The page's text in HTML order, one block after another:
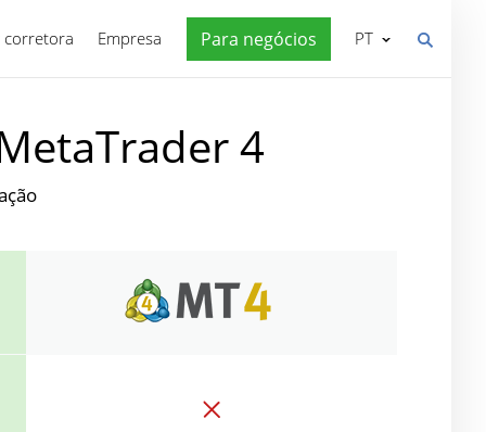
corretora Empresa Para negócios PT
4